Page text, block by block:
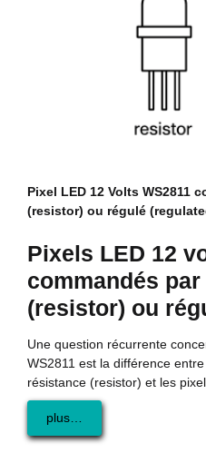
Pixel LED 12 Volts WS2811
(resistor) ou régulé
Pixels LED 12
commandés
(resistor) ou
Une question récurrente
WS2811 est la différence
résistance (resistor) et les
plus…